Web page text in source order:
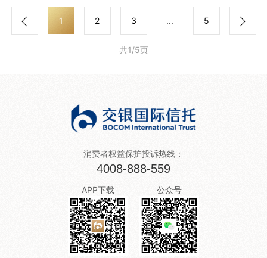
1 2 3 ... 5
共1/5页
消费者权益保护投诉热线：
4008-888-559
APP下载 公众号